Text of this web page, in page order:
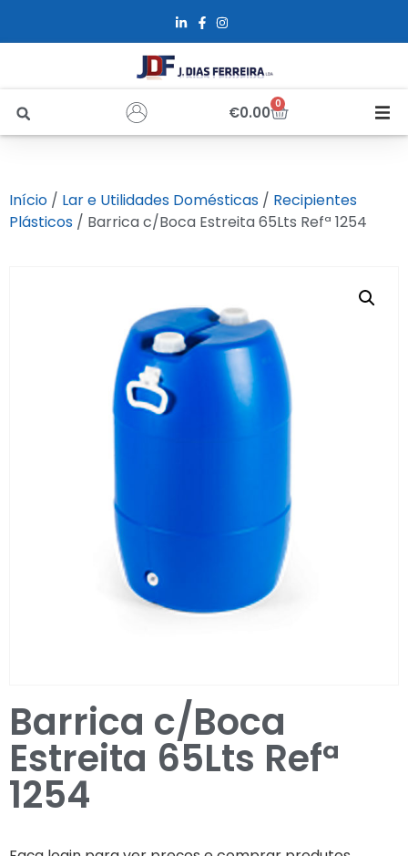
€0.00 0
Sobre Nós
Recrutamento
Contactos
Início / Lar e Utilidades Domésticas / Recipientes
Plásticos / Barrica c/Boca Estreita 65Lts Refª 1254
Barrica c/Boca
Estreita 65Lts Refª
1254